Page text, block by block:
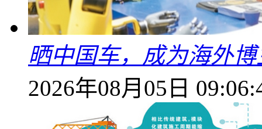
晒中国车，成为海外
2026年08月05日